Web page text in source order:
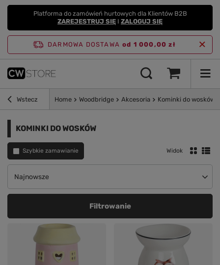
Platforma do zamówień hurtowych dla Klientów B2B
ZAREJESTRUJ SIĘ I ZALOGUJ SIĘ
DARMOWA DOSTAWA od 1 000,00 zł
Wstecz Home Woodbridge Akcesoria Kominki do wosków
KOMINKI DO WOSKÓW
Szybkie zamawianie
Zmień sortowanie
Najnowsze
Widok
Filtrowanie